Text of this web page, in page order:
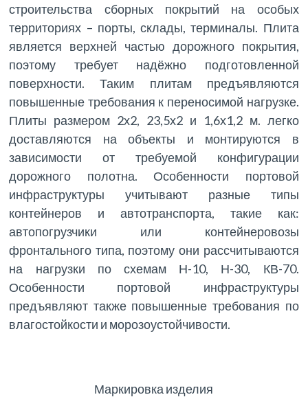
строительства сборных покрытий на особых
территориях – порты, склады, терминалы. Плита
является верхней частью дорожного покрытия,
поэтому требует надёжно подготовленной
поверхности. Таким плитам предъявляются
повышенные требования к переносимой нагрузке.
Плиты размером 2х2, 23,5х2 и 1,6х1,2 м. легко
доставляются на объекты и монтируются в
зависимости от требуемой конфигурации
дорожного полотна. Особенности портовой
инфраструктуры учитывают разные типы
контейнеров и автотранспорта, такие как:
автопогрузчики или контейнеровозы
фронтального типа, поэтому они рассчитываются
на нагрузки по схемам Н-10, Н-30, КВ-70.
Особенности портовой инфраструктуры
предъявляют также повышенные требования по
влагостойкости и морозоустойчивости.
Маркировка изделия